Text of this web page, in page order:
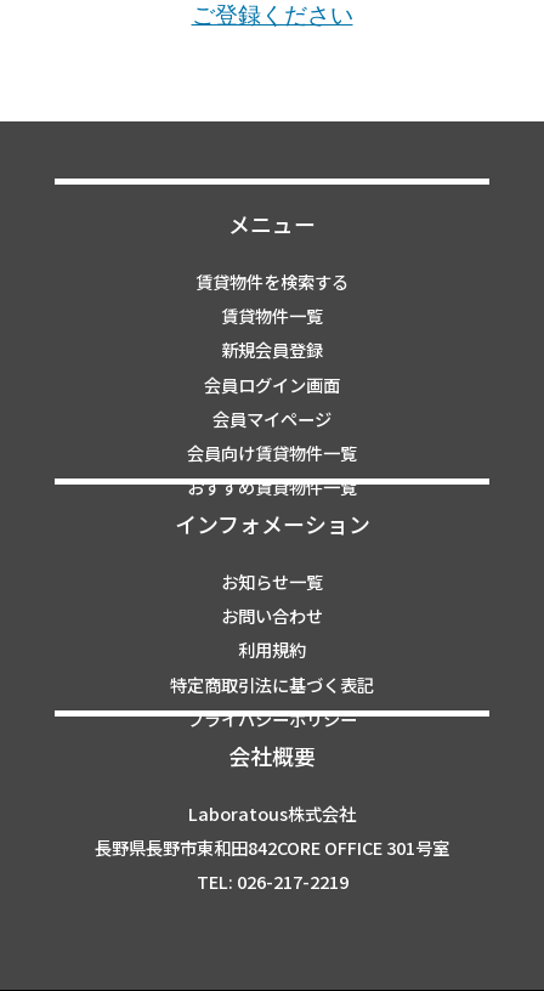
ご登録ください
メニュー
賃貸物件を検索する
賃貸物件一覧
新規会員登録
会員ログイン画面
会員マイページ
会員向け賃貸物件一覧
おすすめ賃貸物件一覧
インフォメーション
お知らせ一覧
お問い合わせ
利用規約
特定商取引法に基づく表記
プライバシーポリシー
会社概要
Laboratous株式会社
長野県長野市東和田842CORE OFFICE 301号室
TEL: 026-217-2219